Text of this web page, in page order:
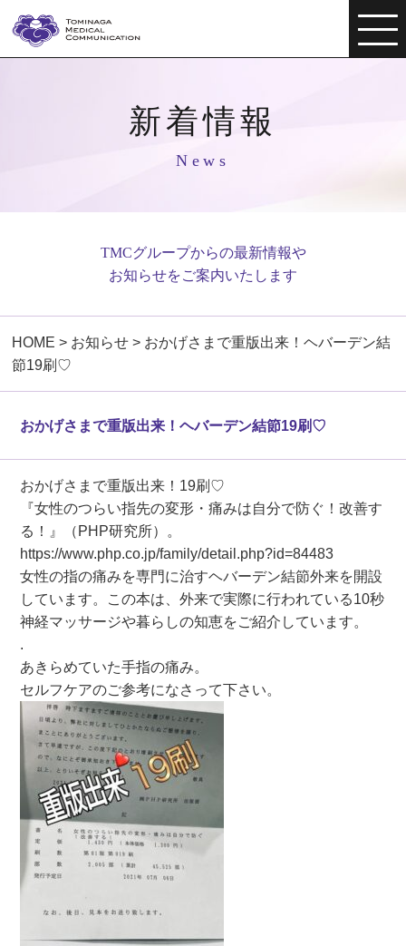
新着情報
News
TMCグループからの最新情報や
お知らせをご案内いたします
HOME > お知らせ > おかげさまで重版出来！ヘバーデン結
節19刷♡
おかげさまで重版出来！ヘバーデン結節19刷♡
おかげさまで重版出来！19刷♡
『女性のつらい指先の変形・痛みは自分で防ぐ！改善す
る！』（PHP研究所）。
https://www.php.co.jp/family/detail.php?id=84483
女性の指の痛みを専門に治すヘバーデン結節外来を開設
しています。この本は、外来で実際に行われている10秒
神経マッサージや暮らしの知恵をご紹介しています。
.
あきらめていた手指の痛み。
セルフケアのご参考になさって下さい。